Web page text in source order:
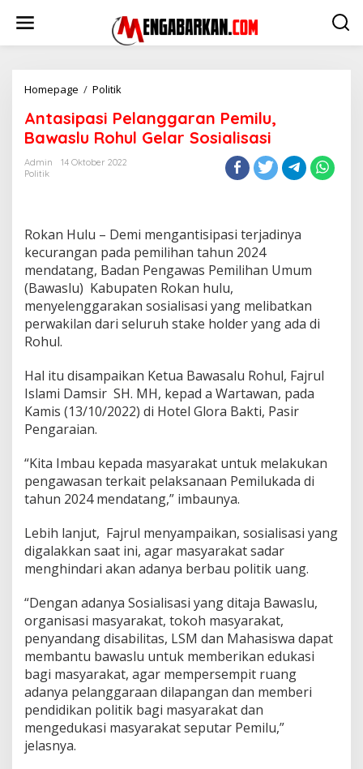
Homepage / Politik
Pemilu,
Bawaslu
Rohul
Gelar
Antasipasi Pelanggaran Pemilu,
Bawaslu Rohul Gelar Sosialisasi
Admin
14 Oktober 2022
Politik
Rokan Hulu – Demi mengantisipasi terjadinya
kecurangan pada pemilihan tahun 2024
mendatang, Badan Pengawas Pemilihan Umum
(Bawaslu) Kabupaten Rokan hulu,
menyelenggarakan sosialisasi yang melibatkan
perwakilan dari seluruh stake holder yang ada di
Rohul.
Hal itu disampaikan Ketua Bawasalu Rohul, Fajrul
Islami Damsir SH. MH, kepad a Wartawan, pada
Kamis (13/10/2022) di Hotel Glora Bakti, Pasir
Pengaraian.
“Kita Imbau kepada masyarakat untuk melakukan
pengawasan terkait pelaksanaan Pemilukada di
tahun 2024 mendatang,” imbaunya.
Lebih lanjut, Fajrul menyampaikan, sosialisasi yang
digalakkan saat ini, agar masyarakat sadar
menghindari akan adanya berbau politik uang.
“Dengan adanya Sosialisasi yang ditaja Bawaslu,
organisasi masyarakat, tokoh masyarakat,
penyandang disabilitas, LSM dan Mahasiswa dapat
membantu bawaslu untuk memberikan edukasi
bagi masyarakat, agar mempersempit ruang
adanya pelanggaraan dilapangan dan memberi
pendidikan politik bagi masyarakat dan
mengedukasi masyarakat seputar Pemilu,”
jelasnya.